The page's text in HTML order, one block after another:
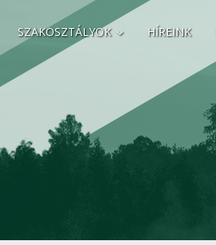
SZAKOSZTÁLYOK HÍREINK